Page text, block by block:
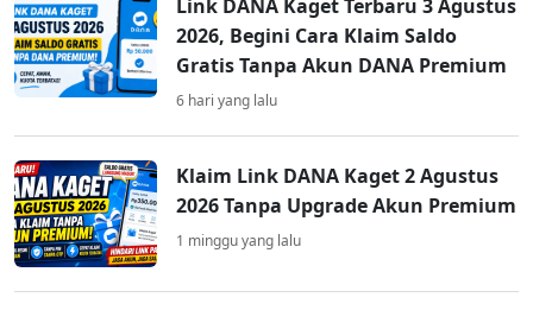
Link DANA Kaget Terbaru 3 Agustus
2026, Begini Cara Klaim Saldo
Gratis Tanpa Akun DANA Premium
6 hari yang lalu
Klaim Link DANA Kaget 2 Agustus
2026 Tanpa Upgrade Akun Premium
1 minggu yang lalu